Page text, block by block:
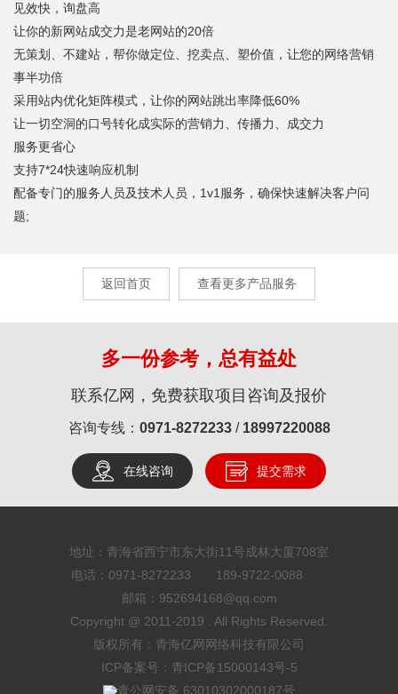
见效快，询盘高
让你的新网站成交力是老网站的20倍
无策划、不建站，帮你做定位、挖卖点、塑价值，让您的网络营销
事半功倍
采用站内优化矩阵模式，让你的网站跳出率降低60%
让一切空洞的口号转化成实际的营销力、传播力、成交力
服务更省心
支持7*24快速响应机制
配备专门的服务人员及技术人员，1v1服务，确保快速解决客户问
题;
返回首页 查看更多产品服务
多一份参考，总有益处
联系亿网，免费获取项目咨询及报价
咨询专线： 0971-8272233/ 18997220088
在线咨询 提交需求
地址：青海省西宁市东大街11号成林大厦708室
电话：0971-8272233 189-9722-0088
邮箱：952694168@qq.com
Copyright @ 2011-2019 . All Rights Reserved.
版权所有：青海亿网网络科技有限公司
ICP备案号：青ICP备15000143号-5
青公网安备 63010302000187号